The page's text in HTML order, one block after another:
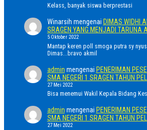
Kelass, banyak siswa berprestasi
Winarsih mengenai DIMAS WIDHI
SRAGEN YANG MENJADI TARUNA
5 Oktober 2022
Mantap keren poll smoga putra sy
Dimas...bravo akmil
admin mengenai PENERIMAN
SMA NEGERI 1 SRAGEN TAHUN
27 Mei 2022
Bisa menemui Wakil Kepala Bidang
admin mengenai PENERIMAN
SMA NEGERI 1 SRAGEN TAHUN
27 Mei 2022